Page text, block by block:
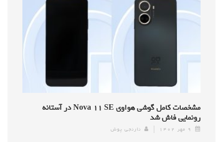
مشخصات کامل گوشی هواوی Nova ۱۱ SE در آستانه
رونمایی فاش شد
۹ مهر ۱۴۰۲ نارنجی پوش